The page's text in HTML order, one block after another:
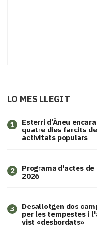
LO MÉS LLEGIT
1
Esterri d’Àneu
quatre dies farcits
activitats populars
2
Programa d'actes de
2026
3
​Desallotgen dos
per les tempestes i
vist «desbordats»